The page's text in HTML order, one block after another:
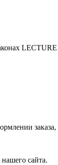
заказа,
сайта.